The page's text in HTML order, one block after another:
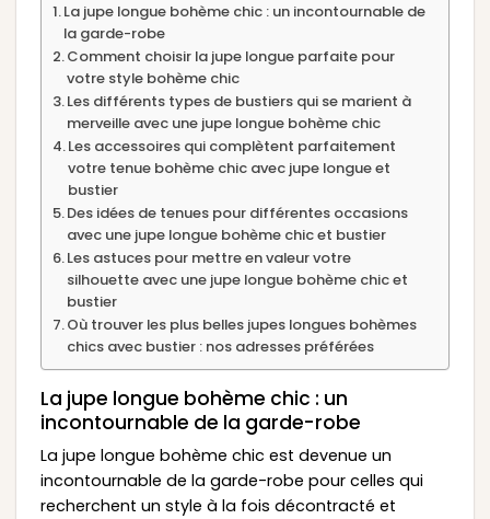
La jupe longue bohème chic : un incontournable de
la garde-robe
Comment choisir la jupe longue parfaite pour
votre style bohème chic
Les différents types de bustiers qui se marient à
merveille avec une jupe longue bohème chic
Les accessoires qui complètent parfaitement
votre tenue bohème chic avec jupe longue et
bustier
Des idées de tenues pour différentes occasions
avec une jupe longue bohème chic et bustier
Les astuces pour mettre en valeur votre
silhouette avec une jupe longue bohème chic et
bustier
Où trouver les plus belles jupes longues bohèmes
chics avec bustier : nos adresses préférées
La jupe longue bohème chic : un
incontournable de la garde-robe
La jupe longue bohème chic est devenue un
incontournable de la garde-robe pour celles qui
recherchent un style à la fois décontracté et